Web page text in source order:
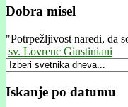
Dobra misel
"Potrpežljivost naredi, da
sv. Lovrenc Giustiniani
Iskanje po datumu